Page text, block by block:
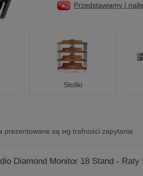
Przedstawiamy |
Stoliki
prezentowane są wg trafności zapytania
Diamond Monitor 18 Stand -